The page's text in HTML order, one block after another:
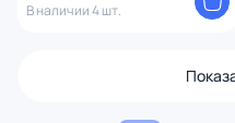
В наличии 4 шт.